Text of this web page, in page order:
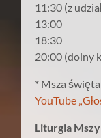
11:30 (z
13:00
18:30
20:00 (dolny
* Msza
YouTube
Liturgia